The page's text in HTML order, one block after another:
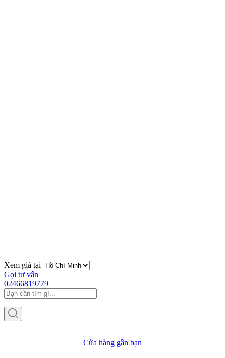
Xem giá tại
Gọi tư vấn
02466819779
Cửa hàng gần bạn